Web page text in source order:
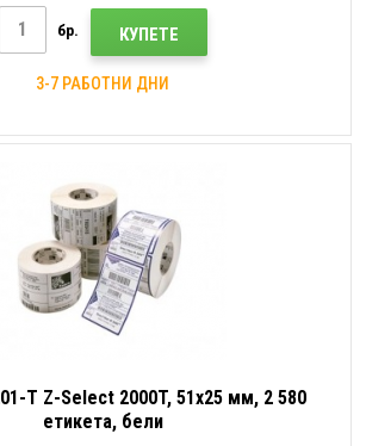
бр. КУПЕТЕ
3-7 РАБОТНИ ДНИ
T Z-Select 2000T, 51x25 мм, 2 580
етикета, бели